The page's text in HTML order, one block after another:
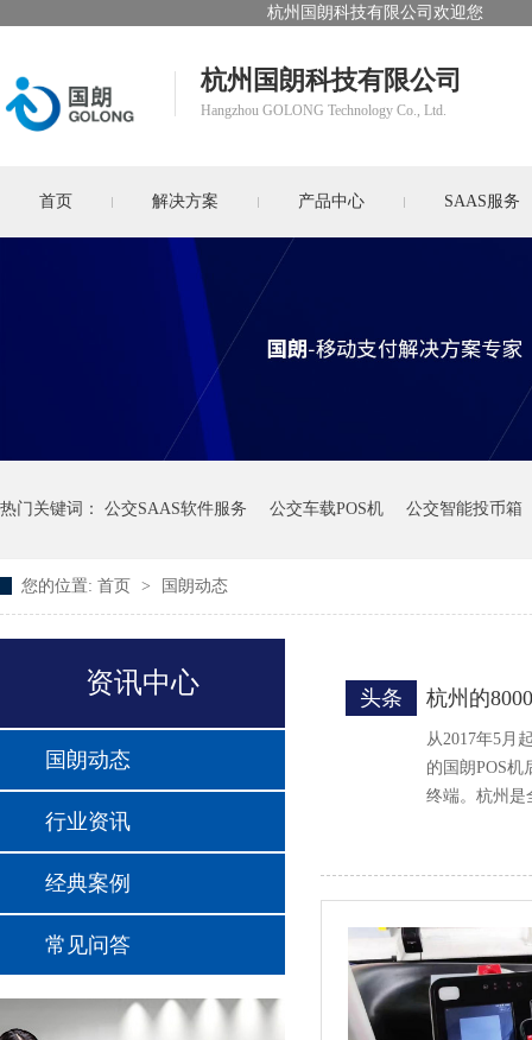
杭州国朗科技有限公司欢迎您
杭州国朗科技有限公司
Hangzhou GOLONG Technology Co., Ltd.
首页 解决方案 产品中心 SAAS服务
热门关键词： 公交SAAS软件服务 公交车载POS机 公交智能投币箱
您的位置: 首页 > 国朗动态
资讯中心
国朗动态
行业资讯
经典案例
常见问答
杭州的
头条
从2017年5月
的国朗POS
终端。杭州